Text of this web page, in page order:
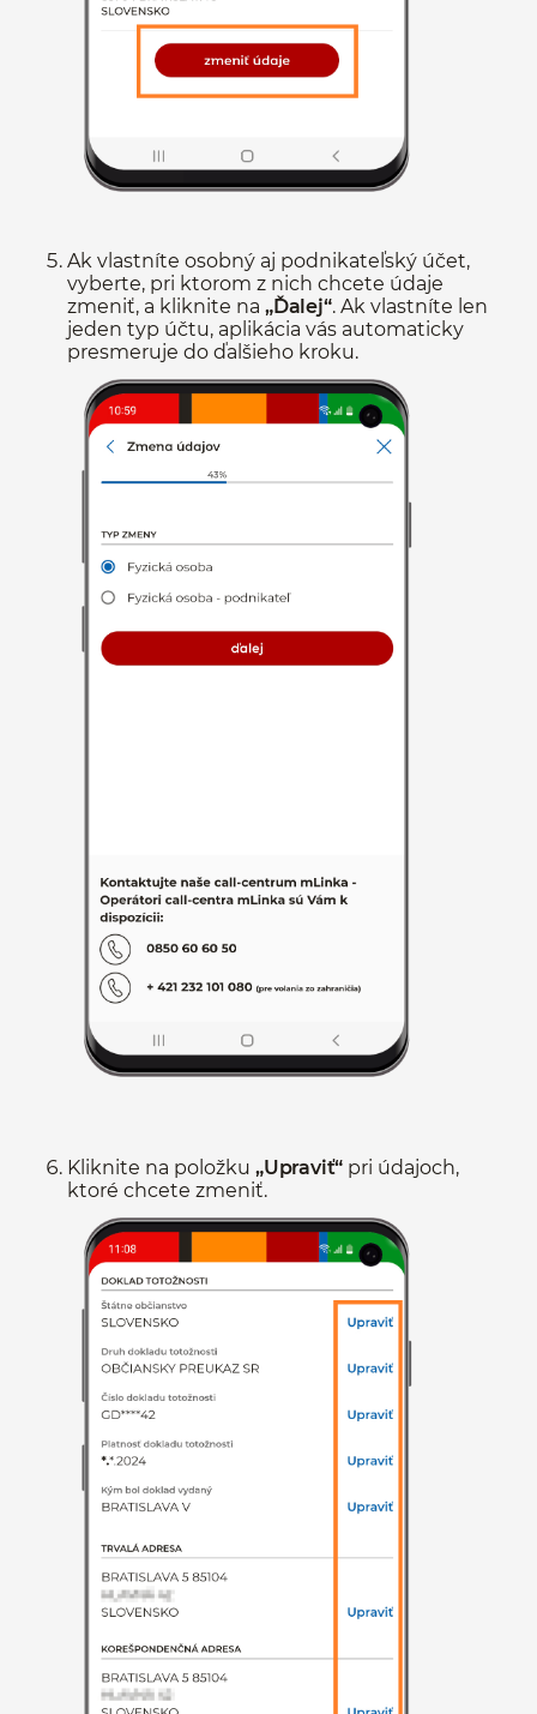
Ak vlastníte osobný aj podnikateľský účet,
vyberte, pri ktorom z nich chcete údaje
zmeniť, a kliknite na „Ďalej“. Ak vlastníte len
jeden typ účtu, aplikácia vás automaticky
presmeruje do ďalšieho kroku.
Kliknite na položku „Upraviť“ pri údajoch,
ktoré chcete zmeniť.